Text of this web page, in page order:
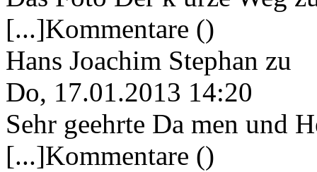
[...]Kommentare ()
Hans Joachim Stephan zu
Do, 17.01.2013 14:20
Sehr geehrte Da men und
[...]Kommentare ()